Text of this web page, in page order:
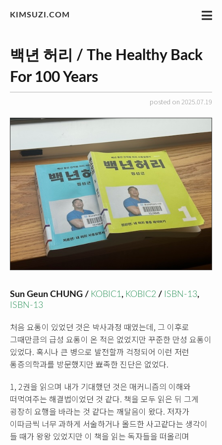
KIMSUZI.COM
백년 허리 / The Healthy Back
For 100 Years
posted on 2025.07.19
Sun Geun CHUNG / KOBIC1 , KOBIC2 / ISBN-13,
ISBN-13
처음 요통이 있었던 것은 박사과정 때였는데, 그 이후로
그때만큼의 급성 요통이 온 적은 없었지만 꾸준한 만성 요통이
있었다. 혹시나 큰 병으로 발전할까 걱정되어 이런 저런
통증의학과를 방문했지만 뾰족한 진단은 없었다.
1, 2권을 읽으며 내가 기대했던 것은 매커니즘의 이해와
떠먹여주는 해결법이었던 것 같다. 책을 모두 읽은 뒤 그게
굉장히 요행을 바라는 것 같다는 깨달음이 왔다. 저자가
이따금씩 너무 과하게 서술하거나 올드한 사고같다는 생각이
들 때가 왕왕 있었지만 이 책을 읽는 독자들을 떠올리며